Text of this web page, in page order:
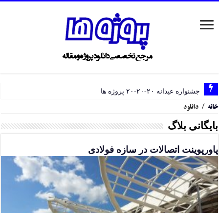
جشنواره عیدانه ۲۰-۲۰-۲۰ پروژه ها
خانه / دانلود
بایگانی بلاگ
پاورپوینت اتصالات در سازه فولادی